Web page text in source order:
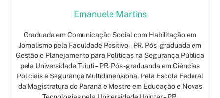
Emanuele Martins
Graduada em Comunicação Social com Habilitação em
Jornalismo pela Faculdade Positivo – PR. Pós-graduada em
Gestão e Planejamento para Políticas na Segurança Pública
pela Universidade Tuiuti – PR. Pós-graduanda em Ciências
Policiais e Segurança Multidimensional Pela Escola Federal
da Magistratura do Paraná e Mestre em Educação e Novas
Tecnologias pela Universidade Uninter – PR.